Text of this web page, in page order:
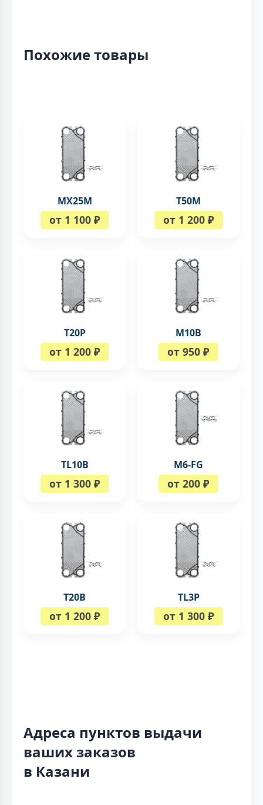
Похожие товары
MX25M
от 1 100 ₽
T50M
от 1 200 ₽
T20P
от 1 200 ₽
M10B
от 950 ₽
TL10B
от 1 300 ₽
M6-FG
от 200 ₽
T20B
от 1 200 ₽
TL3P
от 1 300 ₽
Адреса пунктов выдачи
ваших заказов
в Казани